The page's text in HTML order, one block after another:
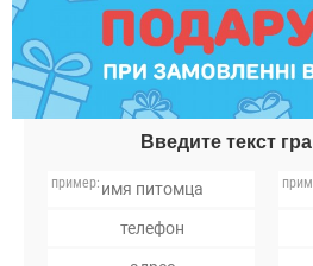
Введите текст